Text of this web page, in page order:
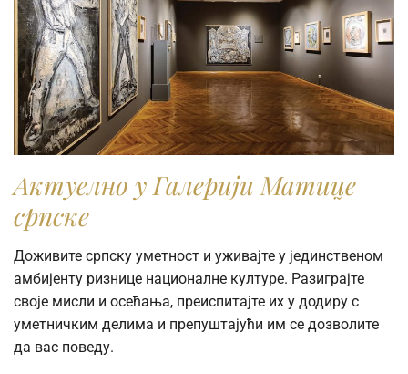
Актуелно у Галерији Матице
српске
Доживите српску уметност и уживајте у јединственом
амбијенту ризнице националне културе. Разиграјте
своје мисли и осећања, преиспитајте их у додиру с
уметничким делима и препуштајући им се дозволите
да вас поведу.